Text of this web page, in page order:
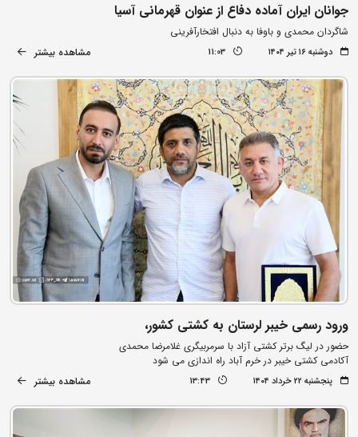
جوانان ایران آماده دفاع از عنوان قهرمانی آسیا
شاگردان محمدی و باوفا به دنبال افتخارآفرینی
دوشنبه ۱۶ تیر ۱۴۰۴ 11:03 مشاهده بیشتر
ورود رسمی خیبر لرستان به کشتی کشور،
حضور در لیگ برتر کشتی آزاد با سرمربیگری غلامرضا محمدی
آکادمی کشتی خیبر در خرم آباد راه اندازی می شود
پنجشنبه ۲۲ خرداد ۱۴۰۴ 13:43 مشاهده بیشتر